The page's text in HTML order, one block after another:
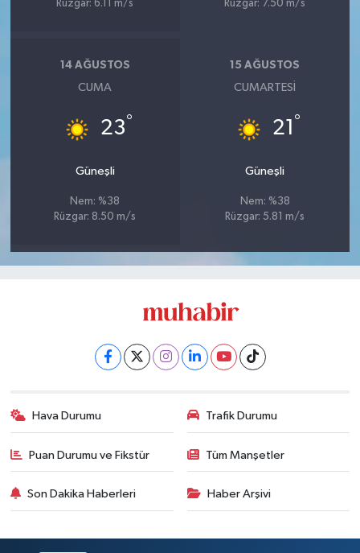
Rüzgar: 6.11 m/s
Rüzgar: 7.50 m/s
14 AĞUSTOS
CUMA
23°
Güneşli
Nem: %38
Rüzgar: 8.50 m/s
15 AĞUSTOS
CUMARTESI
21 °
Güneşli
Nem: %38
Rüzgar: 5.81 m/s
Hava Durumu Trafik Durumu
Puan Durumu ve Fikstür Tüm Manşetler
Son Dakika Haberleri Haber Arşivi